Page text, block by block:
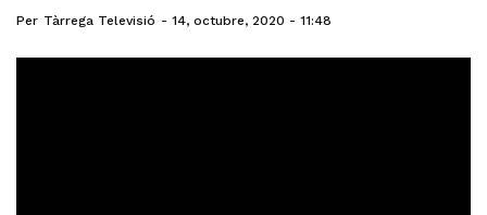
Per Tàrrega Televisió 14, octubre, 2020 - 11:48